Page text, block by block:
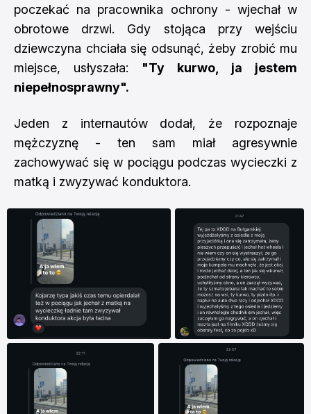
poczekać na pracownika ochrony - wjechał w
obrotowe drzwi. Gdy stojąca przy wejściu
dziewczyna chciała się odsunąć, żeby zrobić mu
miejsce, usłyszała: "Ty kurwo, ja jestem
niepełnosprawny".
Jeden z internautów dodał, że rozpoznaje
mężczyznę - ten sam miał agresywnie
zachowywać się w pociągu podczas wycieczki z
matką i zwyzywać konduktora.